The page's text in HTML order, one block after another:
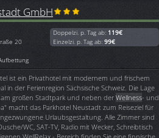
GmbH
20
Doppelzi. p. Tag ab: 119€
Einzelzi. p. Tag ab: 99€
ist ein Privathotel mit modernem und frischem
in der Ferienregion Sächsische Schweiz. Die Lage
großen Stadtpark und neben der Wellness- und
macht das Parkhotel Neustadt zum Reiseziel für
Urlaubsgestaltung. Alle Zimmer sind
WC, SAT-TV, Radio mit Wecker, Schreibtisch